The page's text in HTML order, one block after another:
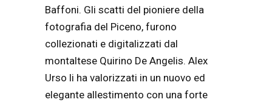
Baffoni. Gli scatti del pioniere della
fotografia del Piceno, furono
collezionati e digitalizzati dal
montaltese Quirino De Angelis. Alex
Urso li ha valorizzati in un nuovo ed
elegante allestimento con una forte